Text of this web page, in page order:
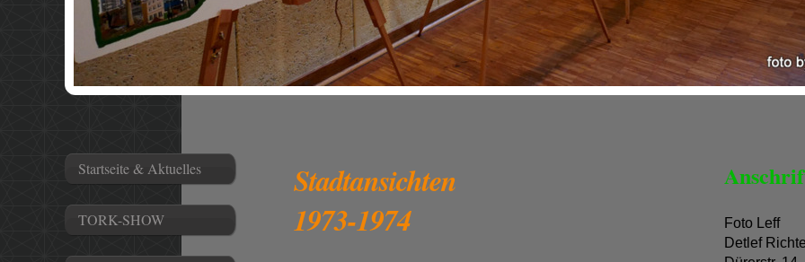
Startseite & Aktuelles
TORK-SHOW
Stadtansichten
1973-1974
Foto Leff
Detlef